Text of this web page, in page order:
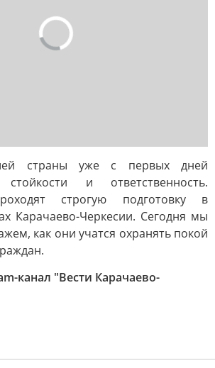
страны уже с первых дней
стойкости и ответственность.
строгую подготовку в
Карачаево-Черкесии. Сегодня мы
как они учатся охранять покой
канал "Вести Карачаево-